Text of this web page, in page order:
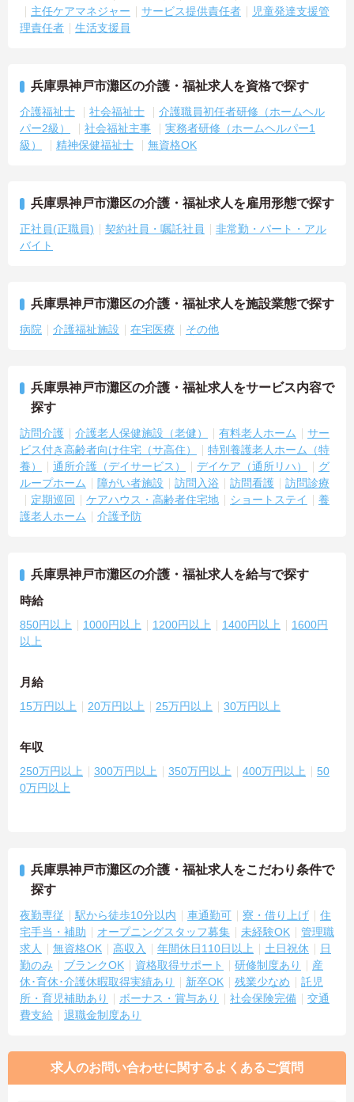
主任ケアマネジャー
サービス提供責任者
児童発達支援管
理責任者
生活支援員
兵庫県神戸市灘区の介護・福祉求人を資格で探す
介護福祉士 社会福祉士
介護職員初任者研修（ホームヘル
パー2級）
社会福祉主事
実務者研修（ホームヘルパー1
級）
精神保健福祉士 無資格OK
兵庫県神戸市灘区の介護・福祉求人を雇用形態で探す
正社員(正職員) 契約社員・嘱託社員
非常勤・パート・アル
バイト
兵庫県神戸市灘区の介護・福祉求人を施設業態で探す
病院 介護福祉施設 在宅医療 その他
兵庫県神戸市灘区の介護・福祉求人をサービス内容で
探す
訪問介護 介護老人保健施設（老健） 有料老人ホーム
サー
ビス付き高齢者向け住宅（サ高住）
特別養護老人ホーム（特
養）
通所介護（デイサービス） デイケア（通所リハ）
グ
ループホーム
障がい者施設 訪問入浴 訪問看護
訪問診療
定期巡回
ケアハウス・高齢者住宅地 ショートステイ
養
護老人ホーム
介護予防
兵庫県神戸市灘区の介護・福祉求人を給与で探す
時給
850円以上 1000円以上 1200円以上 1400円以上
1600円
以上
月給
15万円以上 20万円以上 25万円以上 30万円以上
年収
250万円以上 300万円以上 350万円以上 400万円以上
50
0万円以上
兵庫県神戸市灘区の介護・福祉求人をこだわり条件で
探す
夜勤専従 駅から徒歩10分以内 車通勤可 寮・借り上げ
住
宅手当・補助
オープニングスタッフ募集 未経験OK
管理職
求人
無資格OK 高収入 年間休日110日以上 土日祝休
日
勤のみ
ブランクOK 資格取得サポート 研修制度あり
産
休･育休･介護休暇取得実績あり
新卒OK 残業少なめ
託児
所・育児補助あり
ボーナス・賞与あり 社会保険完備
交通
費支給
退職金制度あり
求人のお問い合わせに関するよくあるご質問